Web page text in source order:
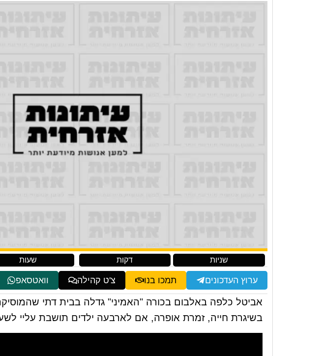
שעות דקות שניות
ערוץ העדכונים תמכו בנו צ'ט קהילה וואטסאפ
אביטל כלפה באלבום בכורה "האמיני" גדלה בבית דתי
בשיגרת חייה, זמרת אופרה, אם לארבעה ילדים תושבת עליי